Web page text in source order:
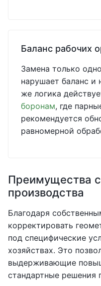
Баланс рабочих
Замена только
нарушает баланс и
же логика
боронам, где
рекомендуется
равномерной
Преимущества
производства
Благодаря
корректировать
под специфические
хозяйствах. Это
выдерживающие
стандартные решения